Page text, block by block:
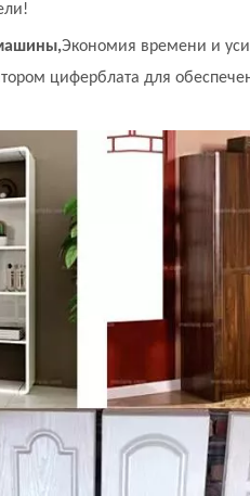
Экономия времени и
циферблата для